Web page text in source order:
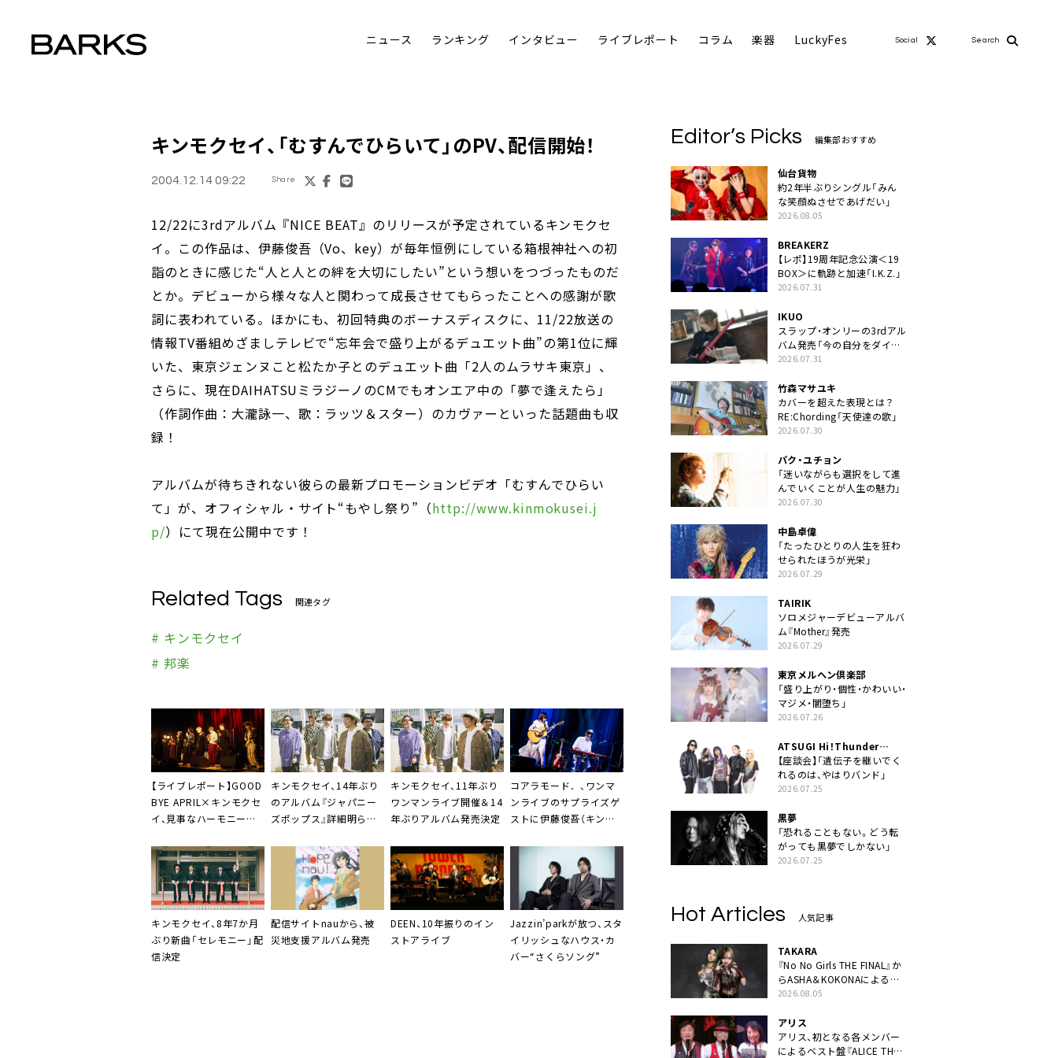
ニュース ランキング インタビュー ライブレポート コラム 楽器 LuckyFes Social Search
キンモクセイ、「むすんでひらいて」のPV、配信開始！
2004.12.14 09:22 Share
12/22に3rdアルバム『NICE BEAT』のリリースが予定されているキンモクセ
イ。この作品は、伊藤俊吾（Vo、key）が毎年恒例にしている箱根神社への初
詣のときに感じた“人と人との絆を大切にしたい”という想いをつづったものだ
とか。デビューから様々な人と関わって成長させてもらったことへの感謝が歌
詞に表われている。ほかにも、初回特典のボーナスディスクに、11/22放送の
情報TV番組めざましテレビで“忘年会で盛り上がるデュエット曲”の第1位に輝
いた、東京ジェンヌこと松たか子とのデュエット曲「2人のムラサキ東京」、
さらに、現在DAIHATSUミラジーノのCMでもオンエア中の「夢で逢えたら」
（作詞作曲：大瀧詠一、歌：ラッツ＆スター）のカヴァーといった話題曲も収
録！
アルバムが待ちきれない彼らの最新プロモーションビデオ「むすんでひらい
て」が、オフィシャル・サイト“もやし祭り”（http://www.kinmokusei.j
p/）にて現在公開中です！
Related Tags 関連タグ
# キンモクセイ
# 邦楽
【ライブレポート】GOOD
BYE APRIL×キンモクセ
イ、見事なハーモニーが
キンモクセイ、14年ぶり
のアルバム『ジャパニー
ズポップス』詳細明らか
キンモクセイ、11年ぶり
ワンマンライブ開催＆14
年ぶりアルバム発売決定
コアラモード． 、ワンマ
ンライブのサプライズゲ
ストに伊藤俊吾（キンモ
キンモクセイ、8年7か月
ぶり新曲「セレモニー」配
信決定
配信サイトnauから、 被
災地支援アルバム発売
DEEN、10年振りのイン
ストアライブ
Jazzin’parkが放つ、スタ
イリッシュなハウス・カ
バー“さくらソング”
Editor’s Picks 編集部おすすめ
仙台貨物
約2年半ぶりシングル「みん
な笑顔ぬさせであげだい」
2026.08.05
BREAKERZ
【レポ】19周年記念公演＜19
BOX＞に軌跡と加速「I.K.Z.」
2026.07.31
IKUO
スラップ・オンリーの3rdアル
バム発売「今の自分をダイレ
クトに」
2026.07.31
竹森マサユキ
カバーを超えた表現とは？
RE:Chording「天使達の歌」
2026.07.30
パク・ユチョン
「迷いながらも選択をして進
んでいくことが人生の魅力」
2026.07.30
中島卓偉
「たったひとりの人生を狂わ
せられたほうが光栄」
2026.07.29
TAIRIK
ソロメジャーデビューアルバ
ム『Mother』発売
2026.07.29
東京メルヘン倶楽部
「盛り上がり・個性・かわいい・
マジメ・闇堕ち」
2026.07.26
ATSUGI Hi！Thunder
Rock Festival
【座談会】「遺伝子を継いでく
れるのは、やはりバンド」
2026.07.25
黒夢
「恐れることもない。どう転
がっても黒夢でしかない」
2026.07.25
Hot Articles 人気記事
TAKARA
『No No Girls THE FINAL』か
らASHA＆KOKONAによるユ
ニット・TAKARAがデビュー
2026.08.05
アリス
アリス、初となる各メンバー
によるベスト盤『ALICE THE